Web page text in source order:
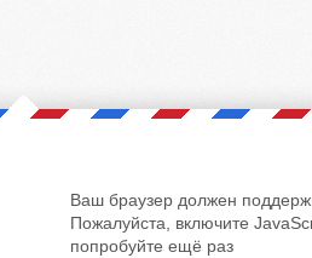
Ваш браузер должен
Пожалуйста, включите
попробуйте ещё раз